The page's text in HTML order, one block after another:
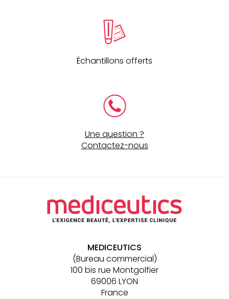
Échantillons offerts
Une question ?
Contactez-nous
MEDICEUTICS
(Bureau commercial)
100 bis rue Montgolfier
69006 LYON
France
secondaire